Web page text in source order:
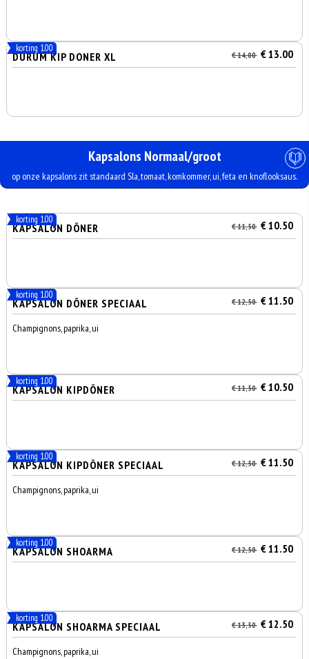
korting 1.00
DURUM KIP DONER XL € 14,00 € 13.00
Kapsalons Normaal/groot
op onze kapsalons zit standaard Sla, tomaat, komkommer, ui, feta en knoflooksaus.
korting 1.00
KAPSALON DÖNER € 11,50 € 10.50
korting 1.00
KAPSALON DÖNER SPECIAAL € 12,50 € 11.50
Champignons, paprika, ui
korting 1.00
KAPSALON KIPDÖNER € 11,50 € 10.50
korting 1.00
KAPSALON KIPDÖNER SPECIAAL € 12,50 € 11.50
Champignons, paprika, ui
korting 1.00
KAPSALON SHOARMA € 12,50 € 11.50
korting 1.00
KAPSALON SHOARMA SPECIAAL € 13,50 € 12.50
Champignons, paprika, ui